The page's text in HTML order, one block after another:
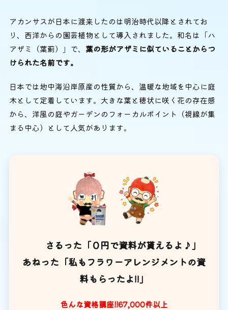
アカンサスが日本に渡来したのは明治時代以降とされてお
り、西洋からの園芸植物として導入されました。和名は「ハ
アザミ（葉薊）」で、 葉の形がアザミに似ていることからつ
けられた名前です。
日本では地中海沿岸原産の性質から、温暖な地域を中心に庭
木として定着しています。大きな葉と穂状に咲く花の存在感
から、洋風の庭やガーデンのフォーカルポイント（視線が集
まる中心）として人気があります。
さるった「０円で資料が貰えるよ♪」
あねった「私もフラワーアレンジメントの資
料もらったよ!!」
色んな資格講座!!67,000件以上